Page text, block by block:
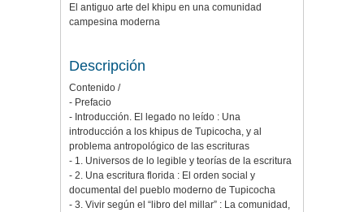
El antiguo arte del khipu en una comunidad
campesina moderna
Descripción
Contenido /
- Prefacio
- Introducción. El legado no leído : Una
introducción a los khipus de Tupicocha, y al
problema antropológico de las escrituras
- 1. Universos de lo legible y teorías de la escritura
- 2. Una escritura florida : El orden social y
documental del pueblo moderno de Tupicocha
- 3. Vivir según el “libro del millar” : La comunidad,